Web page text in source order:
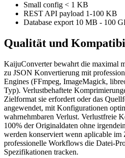
Small config < 1 KB
REST API payload 1-100 KB
Database export 10 MB - 100
Qualität und
KaijuConverter bewahrt die maximal
zu JSON Konvertierung mit
Engines (FFmpeg, ImageMagick,
Typ). Verlustbehaftete
Zielformat sie erfordert oder das
angewendet, mit Konfigurationen
wahrnehmbaren Verlust. Verlustfreie
100% der Originaldaten ohne
werden konserviert wenn aplicable
professionelle Workflows die Datei-
Spezifikationen tracken.